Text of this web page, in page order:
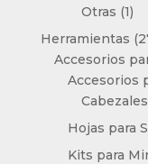
Otras 11
Herramientas
Accesorios
Accesorios
Hojas para
Kits para